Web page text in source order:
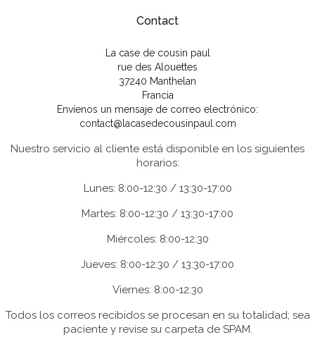
Contact
La case de cousin paul
rue des Alouettes
37240 Manthelan
Francia
Envíenos un mensaje de correo electrónico:
contact@lacasedecousinpaul.com
Nuestro servicio al cliente está disponible en los siguientes
horarios:
Lunes: 8:00-12:30 / 13:30-17:00
Martes: 8:00-12:30 / 13:30-17:00
Miércoles: 8:00-12:30
Jueves: 8:00-12:30 / 13:30-17:00
Viernes: 8:00-12:30
Todos los correos recibidos se procesan en su totalidad; sea
paciente y revise su carpeta de SPAM.